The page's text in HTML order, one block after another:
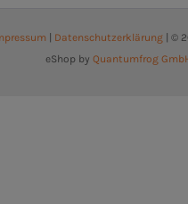
Datenschutzerklärung| ©
eShop by Quantumfrog